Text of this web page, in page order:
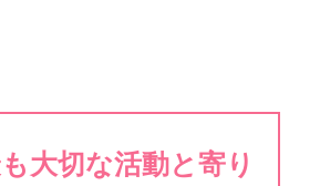
大切な活動と寄り